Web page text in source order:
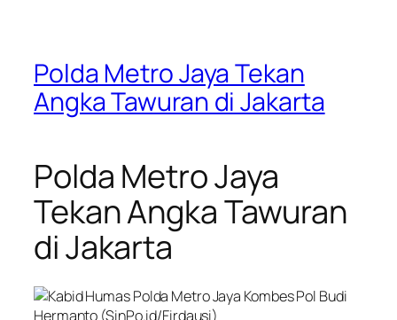
Polda Metro Jaya Tekan
Angka Tawuran di Jakarta
Polda Metro Jaya
Tekan Angka Tawuran
di Jakarta